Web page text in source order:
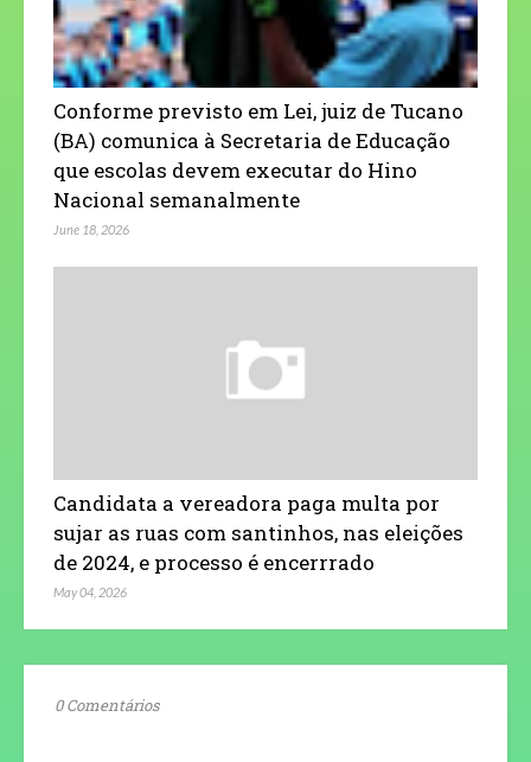
Conforme previsto em Lei, juiz de Tucano
(BA) comunica à Secretaria de Educação
que escolas devem executar do Hino
Nacional semanalmente
June 18, 2026
Candidata a vereadora paga multa por
sujar as ruas com santinhos, nas eleições
de 2024, e processo é encerrrado
May 04, 2026
0 Comentários